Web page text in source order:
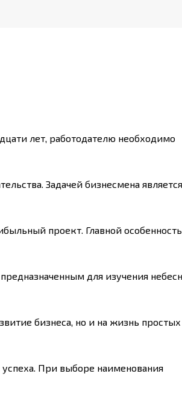
лет, работодателю необходимо
Задачей бизнесмена является
проект. Главной
для изучения
бизнеса, но и на жизнь
При выборе наименования